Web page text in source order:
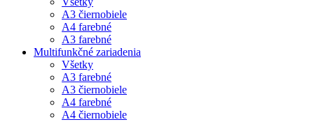
A3 čiernobiele
A4 farebné
A3 farebné
Multifunkčné zariadenia
Všetky
A3 farebné
A3 čiernobiele
A4 farebné
A4 čiernobiele